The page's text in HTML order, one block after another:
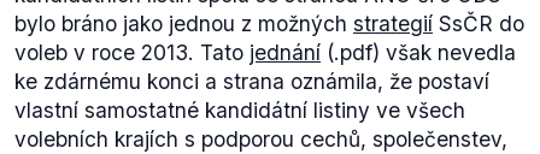
Kraj Vysočina:Josef Bílek - Konzervativní
stranyViktor Mládek - LIDEMIng. Martin Bejvl -
Konzervativní strana Ing. Milena Dolejská -
Konzervativní strana"
bylo bráno jako jednou z možných strategií SsČR do
voleb v roce 2013. Tato jednání (.pdf) však nevedla
ke zdárnému konci a strana oznámila, že postaví
vlastní samostatné kandidátní listiny ve všech
volebních krajích s podporou cechů, společenstev,